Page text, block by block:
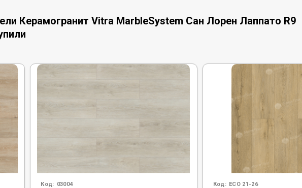
Керамогранит Vitra MarbleSystem Сан Лорен Лаппато R9
Код: 03004 Код: ECO 21-26